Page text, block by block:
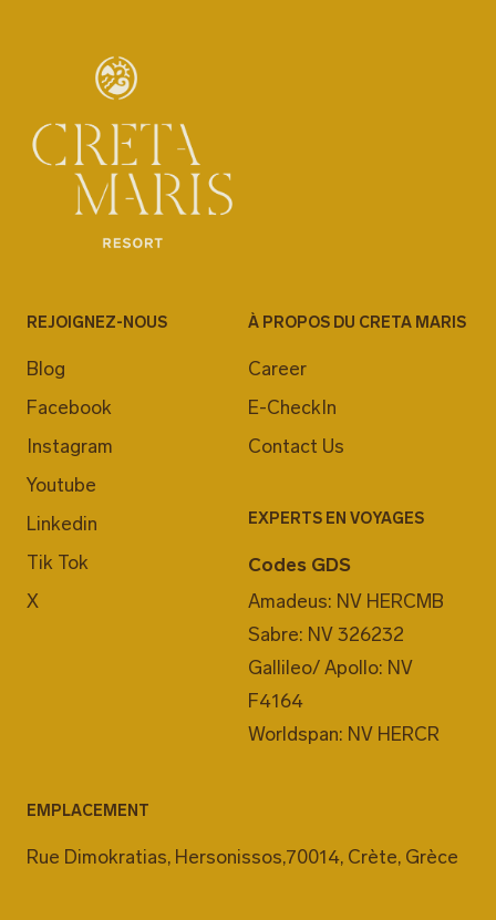
REJOIGNEZ-NOUS
Blog
Facebook
Instagram
Youtube
Linkedin
Tik Tok
X
À PROPOS DU CRETA MARIS
Career
E-CheckIn
Contact Us
EXPERTS EN VOYAGES
Codes GDS
Amadeus: NV HERCMB
Sabre: NV 326232
Gallileo/ Apollo: NV
F4164
Worldspan: NV HERCR
EMPLACEMENT
Rue Dimokratias, Hersonissos,70014, Crète, Grèce